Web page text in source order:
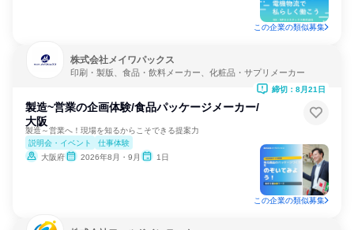
この企業の類似募集
株式会社メイワパックス
印刷・製版、食品・飲料メーカー、化粧品・サプリメーカー
製造~営業の企画体験/食品パッケージメーカー/
大阪
製造～営業へ！現場を知るからこそできる提案力
説明会・イベント
仕事体験
大阪府
2026年8月・9月 1日
締切：8月21日
この企業の類似募集